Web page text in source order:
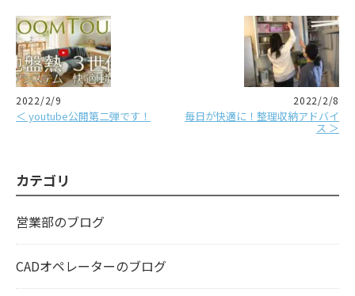
2022/2/9
＜ youtube公開第二弾です！
2022/2/8
毎日が快適に！整理収納アドバイ
ス ＞
カテゴリ
営業部のブログ
CADオペレーターのブログ